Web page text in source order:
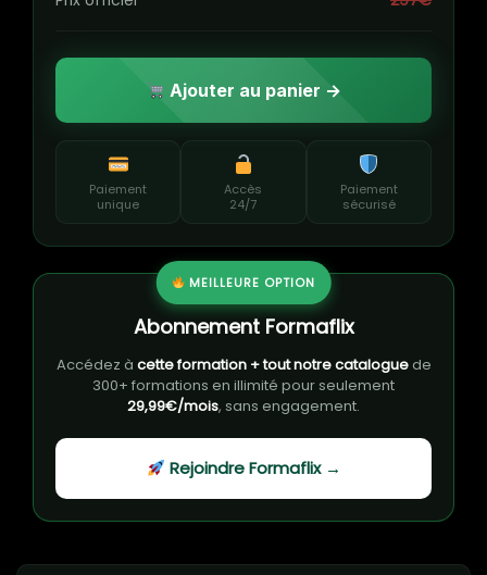
Ajouter au panier →
Paiement
unique
Accès
24/7
Paiement
sécurisé
MEILLEURE OPTION
Abonnement Formaflix
Accédez à cette formation + tout notre cataloguede
300+ formations en illimité pour seulement
29,99€/mois, sans engagement.
Rejoindre Formaflix →